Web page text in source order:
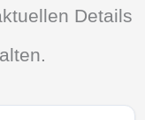
Details